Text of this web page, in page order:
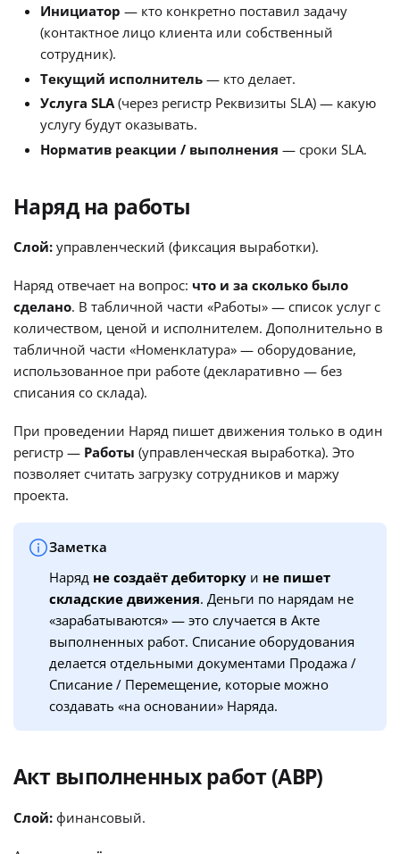
Инициатор — кто конкретно поставил задачу
(контактное лицо клиента или собственный
сотрудник).
Текущий исполнитель — кто делает.
Услуга SLA(через регистр Реквизиты SLA) — какую
услугу будут оказывать.
Норматив реакции / выполнения — сроки SLA.
Наряд на работы
Слой: управленческий (фиксация выработки).
Наряд отвечает на вопрос: что и за сколько было
сделано. В табличной части «Работы» — список услуг с
количеством, ценой и исполнителем. Дополнительно в
табличной части «Номенклатура» — оборудование,
использованное при работе (декларативно — без
списания со склада).
При проведении Наряд пишет движения только в один
регистр — Работы (управленческая выработка). Это
позволяет считать загрузку сотрудников и маржу
проекта.
Заметка
Наряд не создаёт дебиторку и не пишет
складские движения. Деньги по нарядам не
«зарабатываются» — это случается в Акте
выполненных работ. Списание оборудования
делается отдельными документами Продажа /
Списание / Перемещение, которые можно
создавать «на основании» Наряда.
Акт выполненных работ (АВР)
Слой: финансовый.